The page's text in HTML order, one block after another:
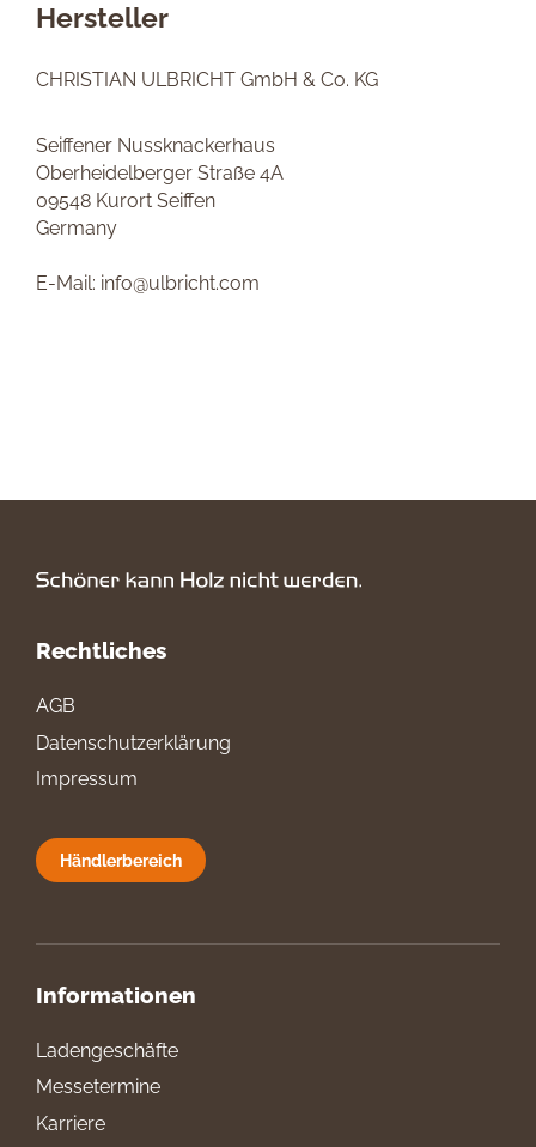
Hersteller
CHRISTIAN ULBRICHT GmbH & Co. KG
Seiffener Nussknackerhaus
Oberheidelberger Straße 4A
09548 Kurort Seiffen
Germany
E-Mail: info@ulbricht.com
Rechtliches
AGB
Datenschutzerklärung
Impressum
Händlerbereich
Informationen
Ladengeschäfte
Messetermine
Karriere